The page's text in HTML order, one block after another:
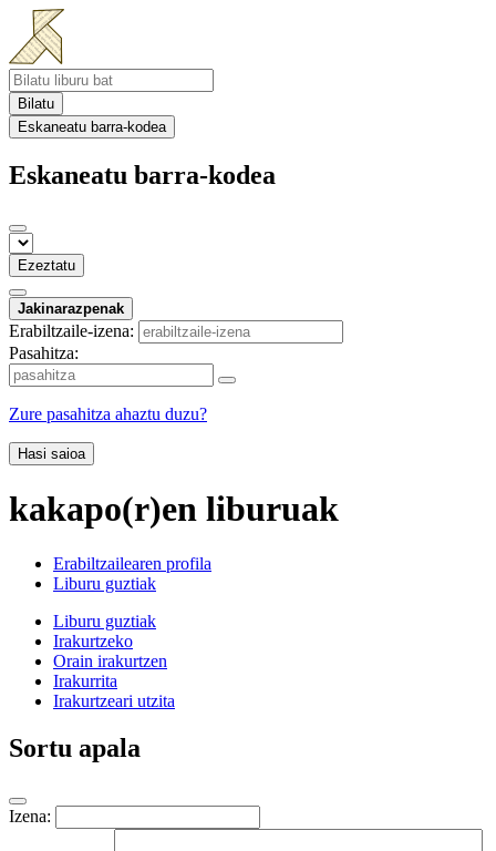
Bilatu
Eskaneatu barra-kodea
Eskaneatu barra-kodea
Ezeztatu
Jakinarazpenak
Erabiltzaile-izena:
Pasahitza:
Zure pasahitza ahaztu duzu?
Hasi saioa
kakapo(r)en liburuak
Erabiltzailearen profila
Liburu guztiak
Liburu guztiak
Irakurtzeko
Orain irakurtzen
Irakurrita
Irakurtzeari utzita
Sortu apala
Izena: